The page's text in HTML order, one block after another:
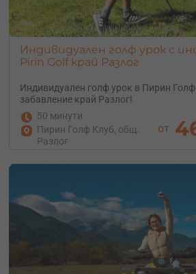
Индивидуален голф урок с
Pirin Golf край Разлог
Индивидуален голф урок в Пирин Голф
забавление край Разлог!
50 минути
Пирин Голф Клуб, общ.
Разлог
от